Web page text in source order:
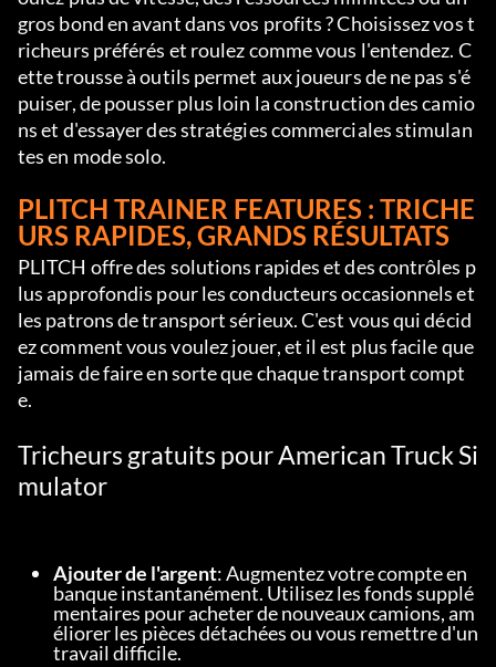
gros bond en avant dans vos profits ? Choisissez vos t
richeurs préférés et roulez comme vous l'entendez. C
ette trousse à outils permet aux joueurs de ne pas s'é
puiser, de pousser plus loin la construction des camio
ns et d'essayer des stratégies commerciales stimulan
tes en mode solo.
PLITCH TRAINER FEATURES : TRICHE
URS RAPIDES, GRANDS RÉSULTATS
PLITCH offre des solutions rapides et des contrôles p
lus approfondis pour les conducteurs occasionnels et
les patrons de transport sérieux. C'est vous qui décid
ez comment vous voulez jouer, et il est plus facile que
jamais de faire en sorte que chaque transport compt
e.
Tricheurs gratuits pour American Truck Si
mulator
Ajouter de l'argent: Augmentez votre compte en
banque instantanément. Utilisez les fonds supplé
mentaires pour acheter de nouveaux camions, am
éliorer les pièces détachées ou vous remettre d'un
travail difficile.